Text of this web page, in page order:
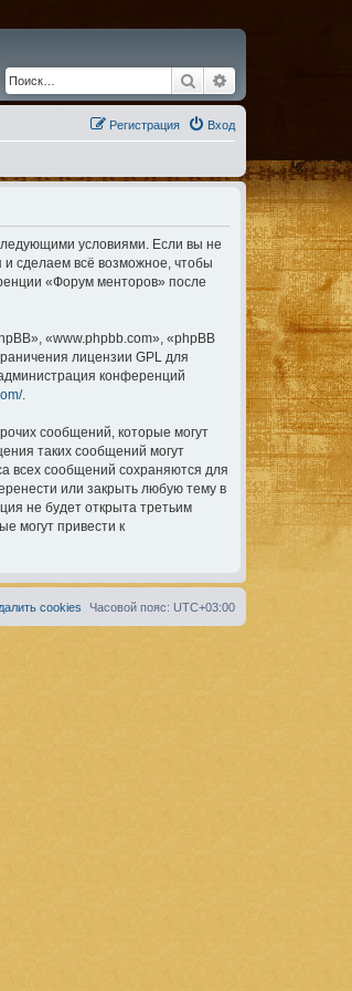
Поиск
Вход
Регистрация
условиями. Если вы не
сделаем всё возможное, чтобы
«Форум менторов» после
«www.phpbb.com», «phpBB
лицензии GPL для
конференций
.
сообщений, которые могут
таких сообщений могут
всех сообщений сохраняются для
или закрыть любую тему в
не будет открыта третьим
могут привести к
Часовой пояс: UTC+03:00
cookies